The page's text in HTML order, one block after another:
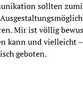
sollten
Mir ist völlig
kann und vielleicht
geboten.